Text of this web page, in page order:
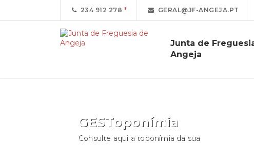
234 912 278 GERAL@JF-ANGEJA.PT
Junta de
Angeja
GESToponímia
Consulte aqui a toponímia da sua